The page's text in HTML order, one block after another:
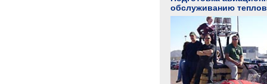
обслуживанию